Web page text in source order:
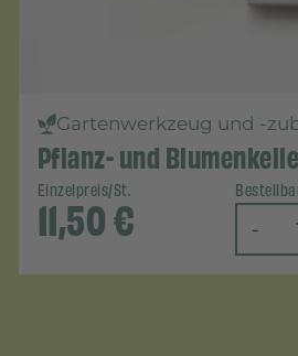
Gartenwerkzeug und -
Pflanz- und Blumenkelle
Einzelpreis/St.
11,50€ -